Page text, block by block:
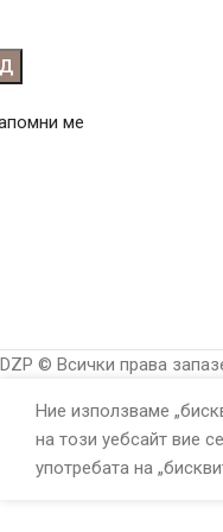
ме
DZP © Всички права
Ние използваме
на този уебсайт вие
употребата на